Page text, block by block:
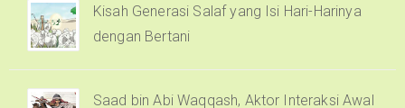
Kisah Generasi Salaf yang Isi Hari-Harinya
dengan Bertani
Saad bin Abi Waqqash, Aktor Interaksi Awal